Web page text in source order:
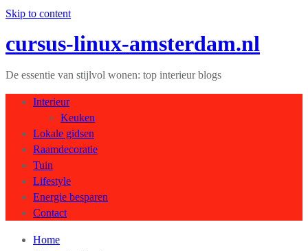
Skip to content
cursus-linux-amsterdam.nl
De essentie van stijlvol wonen: top interieur blogs
Interieur
Keuken
Lokale gidsen
Raamdecoratie
Tuin
Lifestyle
Energie besparen
Contact
Home